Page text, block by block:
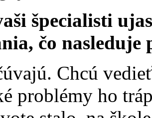
špecialisti
čo nasleduje
Chcú
problémy ho